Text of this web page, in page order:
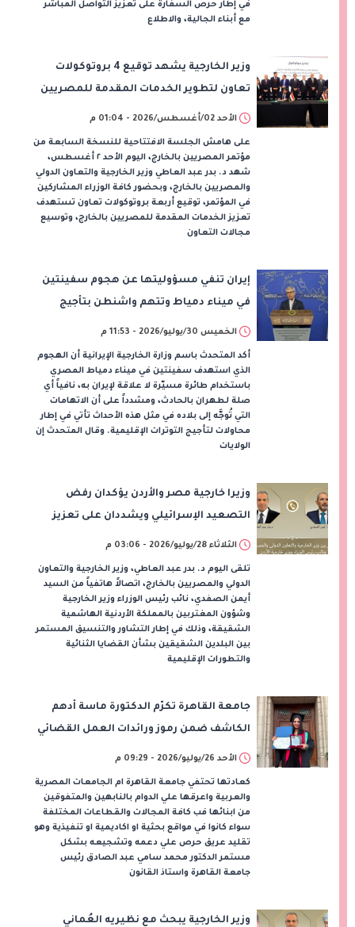
في إطار حرص السفارة على تعزيز التواصل المباشر
مع أبناء الجالية، والاطلاع
وزير الخارجية يشهد توقيع 4 بروتوكولات
تعاون لتطوير الخدمات المقدمة للمصريين
بالخارج
الأحد 02/أغسطس/2026 - 01:04 م
على هامش الجلسة الافتتاحية للنسخة السابعة من
مؤتمر المصريين بالخارج، اليوم الأحد ٢ أغسطس،
شهد د. بدر عبد العاطي وزير الخارجية والتعاون الدولي
والمصريين بالخارج، وبحضور كافة الوزراء المشاركين
في المؤتمر، توقيع أربعة بروتوكولات تعاون تستهدف
تعزيز الخدمات المقدمة للمصريين بالخارج، وتوسيع
مجالات التعاون
إيران تنفي مسؤوليتها عن هجوم سفينتين
في ميناء دمياط وتتهم واشنطن بتأجيج
الصراع
الخميس 30/يوليو/2026 - 11:53 م
أكد المتحدث باسم وزارة الخارجية الإيرانية أن الهجوم
الذي استهدف سفينتين في ميناء دمياط المصري
باستخدام طائرة مسيّرة لا علاقة لإيران به، نافياً أي
صلة لطهران بالحادث، ومشدداً على أن الاتهامات
التي تُوجَّه إلى بلاده في مثل هذه الأحداث تأتي في إطار
محاولات لتأجيج التوترات الإقليمية. وقال المتحدث إن
الولايات
وزيرا خارجية مصر والأردن يؤكدان رفض
التصعيد الإسرائيلي ويشددان على تعزيز
التنسيق المشترك
الثلاثاء 28/يوليو/2026 - 03:06 م
تلقى اليوم د. بدر عبد العاطي، وزير الخارجية والتعاون
الدولي والمصريين بالخارج، اتصالاً هاتفياً من السيد
أيمن الصفدي، نائب رئيس الوزراء وزير الخارجية
وشؤون المغتربين بالمملكة الأردنية الهاشمية
الشقيقة، وذلك في إطار التشاور والتنسيق المستمر
بين البلدين الشقيقين بشأن القضايا الثنائية
والتطورات الإقليمية
جامعة القاهرة تكرّم الدكتورة ماسة أدهم
الكاشف ضمن رموز ورائدات العمل القضائي
الأحد 26/يوليو/2026 - 09:29 م
كعادتها تحتفي جامعة القاهرة ام الجامعات المصرية
والعربية واعرقها علي الدوام بالنابهين والمتفوقين
من ابنائها فب كافة المجالات والقطاعات المختلفة
سواء كانوا في مواقع بحثية او اكاديمية او تنفيذية وهو
تقليد عريق حرص علي دعمه وتشجيعه بشكل
مستمر الدكتور محمد سامي عبد الصادق رئيس
جامعة القاهرة واستاذ القانون
وزير الخارجية يبحث مع نظيريه العُماني